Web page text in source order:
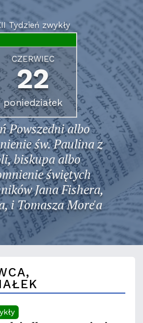
Tydzień zwykły
CZERWIEC
22
poniedziałek
Powszedni albo
św. Paulina z
biskupa albo
świętych
Jana Fishera,
i Tomasza More'a